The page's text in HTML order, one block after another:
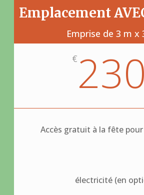
Emplacement
Emprise de 3 m x
€ 230
Accès gratuit à la fête pour
électricité (en